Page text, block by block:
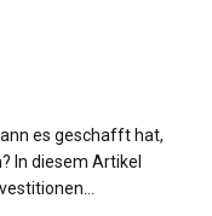
es geschafft hat,
In diesem Artikel